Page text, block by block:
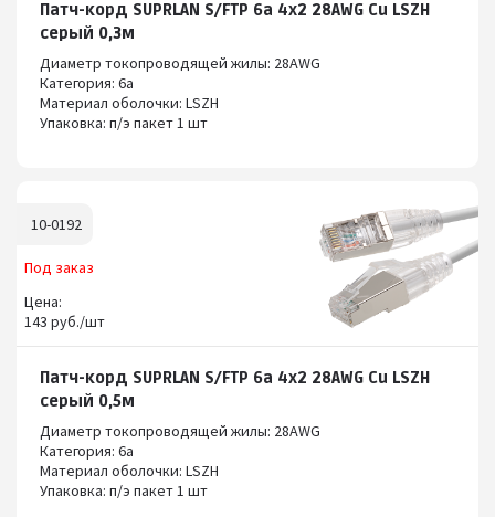
Патч-корд SUPRLAN S/FTP 6a 4x2 28AWG Cu LSZH
серый 0,3м
Диаметр токопроводящей жилы: 28AWG
Категория: 6а
Материал оболочки: LSZH
Упаковка: п/э пакет 1 шт
Патч-корд SUPRLAN S/FTP 6a 4x2 28AWG Cu LSZH
серый 0,5м
Диаметр токопроводящей жилы: 28AWG
Категория: 6а
Материал оболочки: LSZH
Упаковка: п/э пакет 1 шт
Цена:
143 руб./шт
Под заказ
10-0192